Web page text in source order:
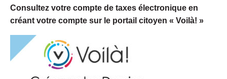
Consultez votre compte de taxes électronique en
créant votre compte sur le portail citoyen « Voilà! »